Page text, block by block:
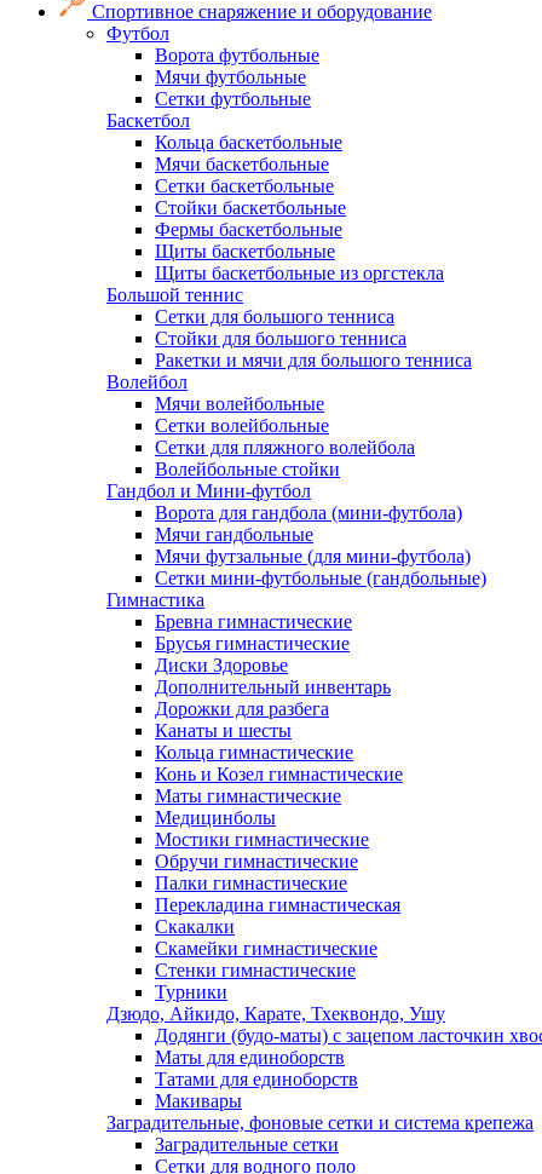
Спортивное снаряжение и оборудование
Футбол
Ворота футбольные
Мячи футбольные
Сетки футбольные
Баскетбол
Кольца баскетбольные
Мячи баскетбольные
Сетки баскетбольные
Стойки баскетбольные
Фермы баскетбольные
Щиты баскетбольные
Щиты баскетбольные из оргстекла
Большой теннис
Сетки для большого тенниса
Стойки для большого тенниса
Ракетки и мячи для большого тенниса
Волейбол
Мячи волейбольные
Сетки волейбольные
Сетки для пляжного волейбола
Волейбольные стойки
Гандбол и Мини-футбол
Ворота для гандбола (мини-футбола)
Мячи гандбольные
Мячи футзальные (для мини-футбола)
Сетки мини-футбольные (гандбольные)
Гимнастика
Бревна гимнастические
Брусья гимнастические
Диски Здоровье
Дополнительный инвентарь
Дорожки для разбега
Канаты и шесты
Кольца гимнастические
Конь и Козел гимнастические
Маты гимнастические
Медицинболы
Мостики гимнастические
Обручи гимнастические
Палки гимнастические
Перекладина гимнастическая
Скакалки
Скамейки гимнастические
Стенки гимнастические
Турники
Дзюдо, Айкидо, Карате, Тхеквондо, Ушу
Додянги (будо-маты) с зацепом ласточкин
Маты для единоборств
Татами для единоборств
Макивары
Заградительные, фоновые сетки и система крепежа
Заградительные сетки
Сетки для водного поло